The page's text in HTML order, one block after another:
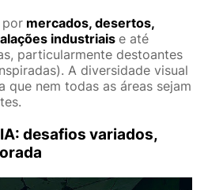
por mercados, desertos,
industriais e até
particularmente destoantes
A diversidade visual
que nem todas as áreas sejam
desafios variados,